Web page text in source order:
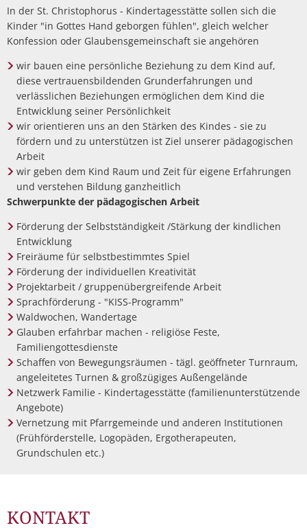
Konzertsaal LMAH
Friedhöfe
Schlitzer Geschichten
In der St. Christophorus - Kindertagesstätte sollen sich die
Kinder "in Gottes Hand geborgen fühlen", gleich welcher
Konfession oder Glaubensgemeinschaft sie angehören
wir bauen eine persönliche Beziehung zu dem Kind auf,
diese vertrauensbildenden Grunderfahrungen und
verlässlichen Beziehungen ermöglichen dem Kind die
Entwicklung seiner Persönlichkeit
wir orientieren uns an den Stärken des Kindes - sie zu
fördern und zu unterstützen ist Ziel unserer pädagogischen
Arbeit
wir geben dem Kind Raum und Zeit für eigene Erfahrungen
und verstehen Bildung ganzheitlich
Schwerpunkte der pädagogischen Arbeit
Förderung der Selbstständigkeit /Stärkung der kindlichen
Entwicklung
Freiräume für selbstbestimmtes Spiel
Förderung der individuellen Kreativität
Projektarbeit / gruppenübergreifende Arbeit
Sprachförderung - "KISS-Programm"
Waldwochen, Wandertage
Glauben erfahrbar machen - religiöse Feste,
Familiengottesdienste
Schaffen von Bewegungsräumen - tägl. geöffneter Turnraum,
angeleitetes Turnen & großzügiges Außengelände
Netzwerk Familie - Kindertagesstätte (familienunterstützende
Angebote)
Vernetzung mit Pfarrgemeinde und anderen Institutionen
(Frühförderstelle, Logopäden, Ergotherapeuten,
Grundschulen etc.)
KONTAKT